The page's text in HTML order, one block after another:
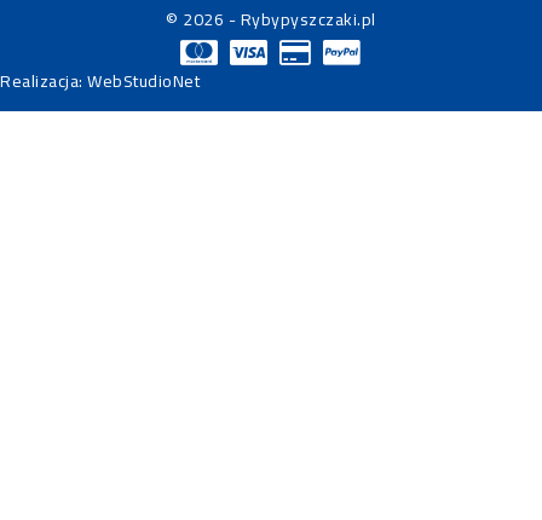
© 2026 - Rybypyszczaki.pl
Realizacja:WebStudioNet